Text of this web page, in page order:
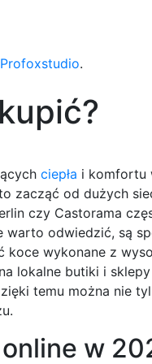
Profoxstudio.
ciepła i komfortu
zacząć od dużych
czy Castorama
odwiedzić, są
wykonane z
lokalne butiki i
temu można nie
w